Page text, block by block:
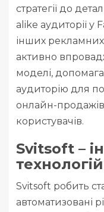
стратегії до
alike аудиторії у
інших рекламних
активно
моделі,
аудиторію для
онлайн-
користувачів.
Svitsoft –
Svitsoft робить
автоматизовані